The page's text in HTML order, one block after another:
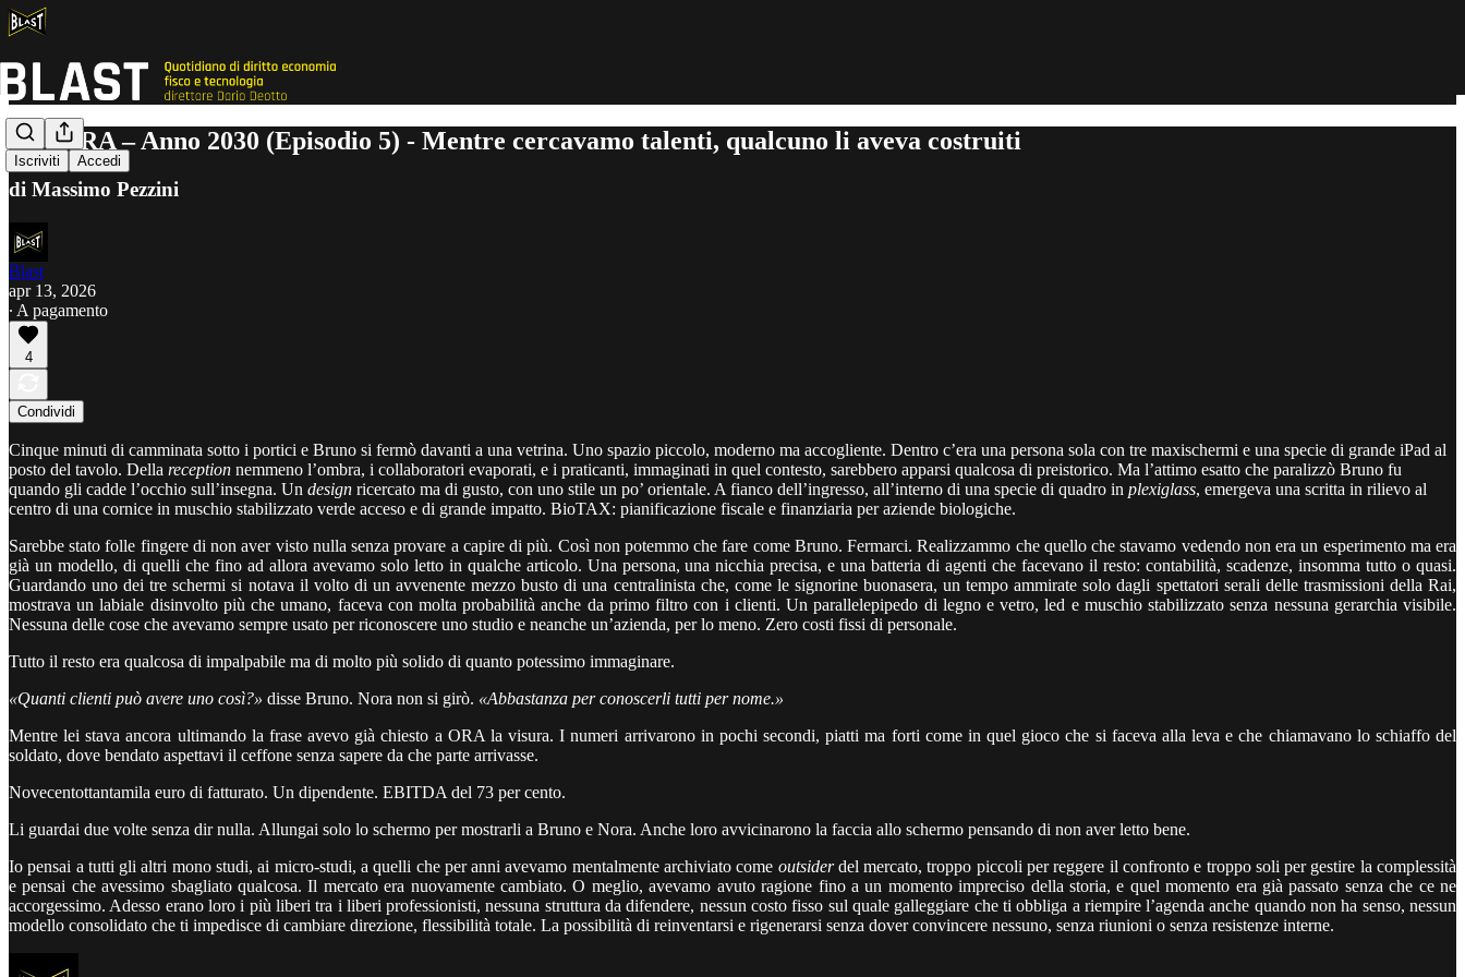
Iscriviti Accedi
FUTURA – Anno 2030 (Episodio 5) - Mentre cercavamo talenti, qualcuno li aveva costruiti
di Massimo Pezzini
Blast
apr 13, 2026
∙ A pagamento
4
Condividi
Cinque minuti di camminata sotto i portici e Bruno si fermò davanti a una vetrina. Uno spazio piccolo, moderno ma accogliente. Dentro c’era una persona sola con tre maxischermi e una specie di grande iPad al
posto del tavolo. Della reception nemmeno l’ombra, i collaboratori evaporati, e i praticanti, immaginati in quel contesto, sarebbero apparsi qualcosa di preistorico. Ma l’attimo esatto che paralizzò Bruno fu
quando gli cadde l’occhio sull’insegna. Un design ricercato ma di gusto, con uno stile un po’ orientale. A fianco dell’ingresso, all’interno di una specie di quadro in plexiglass, emergeva una scritta in rilievo al
centro di una cornice in muschio stabilizzato verde acceso e di grande impatto. BioTAX: pianificazione fiscale e finanziaria per aziende biologiche.
Sarebbe stato folle fingere di non aver visto nulla senza provare a capire di più. Così non potemmo che fare come Bruno. Fermarci. Realizzammo che quello che stavamo vedendo non era un esperimento ma era
già un modello, di quelli che fino ad allora avevamo solo letto in qualche articolo. Una persona, una nicchia precisa, e una batteria di agenti che facevano il resto: contabilità, scadenze, insomma tutto o quasi.
Guardando uno dei tre schermi si notava il volto di un avvenente mezzo busto di una centralinista che, come le signorine buonasera, un tempo ammirate solo dagli spettatori serali delle trasmissioni della Rai,
mostrava un labiale disinvolto più che umano, faceva con molta probabilità anche da primo filtro con i clienti. Un parallelepipedo di legno e vetro, led e muschio stabilizzato senza nessuna gerarchia visibile.
Nessuna delle cose che avevamo sempre usato per riconoscere uno studio e neanche un’azienda, per lo meno. Zero costi fissi di personale.
Tutto il resto era qualcosa di impalpabile ma di molto più solido di quanto potessimo immaginare.
«Quanti clienti può avere uno così?» disse Bruno. Nora non si girò. «Abbastanza per conoscerli tutti per nome.»
Mentre lei stava ancora ultimando la frase avevo già chiesto a ORA la visura. I numeri arrivarono in pochi secondi, piatti ma forti come in quel gioco che si faceva alla leva e che chiamavano lo schiaffo del
soldato, dove bendato aspettavi il ceffone senza sapere da che parte arrivasse.
Novecentottantamila euro di fatturato. Un dipendente. EBITDA del 73 per cento.
Li guardai due volte senza dir nulla. Allungai solo lo schermo per mostrarli a Bruno e Nora. Anche loro avvicinarono la faccia allo schermo pensando di non aver letto bene.
Io pensai a tutti gli altri mono studi, ai micro-studi, a quelli che per anni avevamo mentalmente archiviato come outsiderdel mercato, troppo piccoli per reggere il confronto e troppo soli per gestire la complessità
e pensai che avessimo sbagliato qualcosa. Il mercato era nuovamente cambiato. O meglio, avevamo avuto ragione fino a un momento impreciso della storia, e quel momento era già passato senza che ce ne
accorgessimo. Adesso erano loro i più liberi tra i liberi professionisti, nessuna struttura da difendere, nessun costo fisso sul quale galleggiare che ti obbliga a riempire l’agenda anche quando non ha senso, nessun
modello consolidato che ti impedisce di cambiare direzione, flessibilità totale. La possibilità di reinventarsi e rigenerarsi senza dover convincere nessuno, senza riunioni o senza resistenze interne.